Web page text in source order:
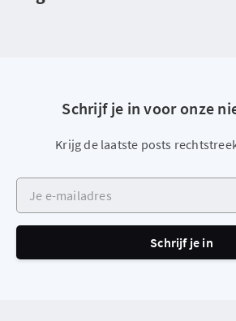
Schrijf je in voor onze
Krijg de laatste posts
Je e-mailadres
Schrijf je in